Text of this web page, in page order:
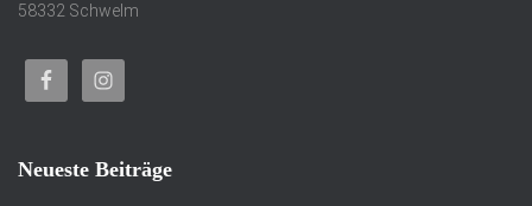
58332 Schwelm
Neueste Beiträge